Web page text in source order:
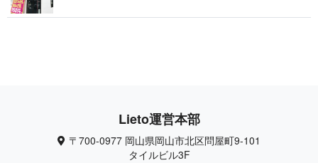
Lieto 運 営 本 部
〒700-0977 岡山県岡山市北区問屋町9-101
タイルビル3F